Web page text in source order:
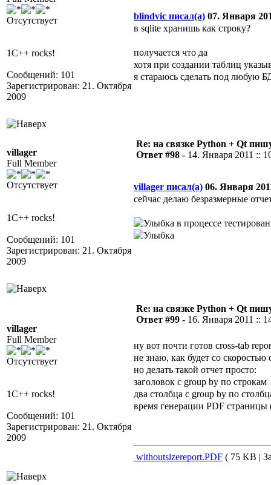
Отсутствует
1C++ rocks!
Сообщений: 101
Зарегистрирован: 21. Октября
2009
blindvic писал(а) 07. Января
в sqlite хранишь как строку?
получается что да
хотя при создании таблиц
я стараюсь сделать под любую
villager
Full Member
Отсутствует
1C++ rocks!
Сообщений: 101
Зарегистрирован: 21. Октября
2009
Re: на связке Python + Qt
Ответ #98 - 14. Января 2011 ::
villager писал(а) 06. Января
сейчас делаю безразмерные
в процессе
villager
Full Member
Отсутствует
1C++ rocks!
Сообщений: 101
Зарегистрирован: 21. Октября
2009
Re: на связке Python + Qt
Ответ #99 - 16. Января 2011 ::
ну вот почти готов cross-tab
не знаю, как будет со
но делать такой отчет просто:
заголовок с group by по строкам
два столбца с group by по
время генерации PDF
withoutsizereport.PDF ( 75 KB |